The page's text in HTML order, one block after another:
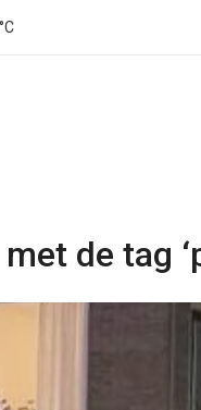
de tag